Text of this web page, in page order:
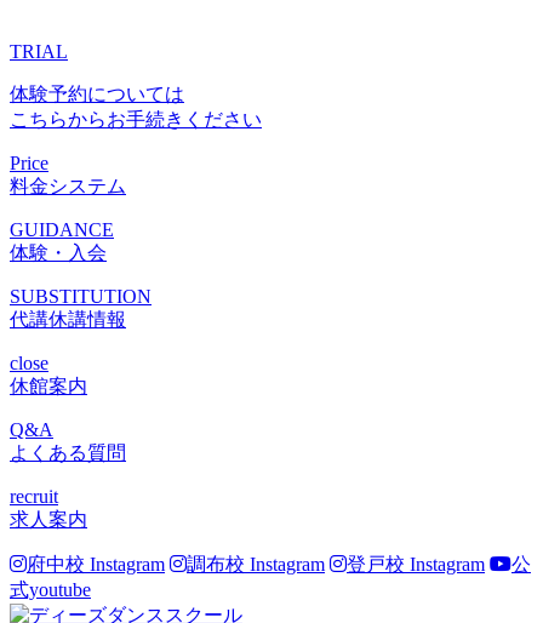
TRIAL
体験予約については
こちらからお手続きください
Price
料金システム
GUIDANCE
体験・入会
SUBSTITUTION
代講休講情報
close
休館案内
Q&A
よくある質問
recruit
求人案内
府中校 Instagram 調布校 Instagram 登戸校 Instagram
公
式youtube